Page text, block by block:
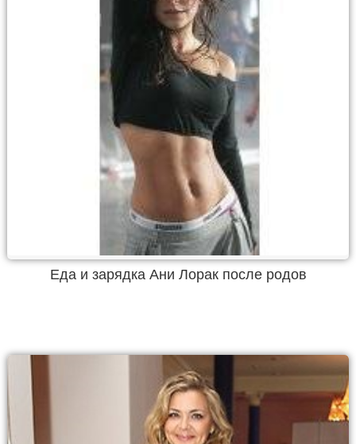
Еда и зарядка Ани Лорак после родов